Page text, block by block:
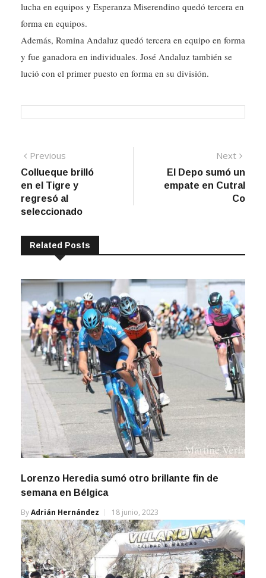
lucha en equipos y Esperanza Miserendino quedó tercera en
forma en equipos.
Además, Romina Andaluz quedó tercera en equipo en forma
y fue ganadora en individuales. José Andaluz también se
lució con el primer puesto en forma en su división.
Navegación
de
entradas
Previous
post:
Collueque brilló
en el Tigre y
regresó al
seleccionado
Next
El Depo sumó un
empate en Cutral
Co
Related Posts
Lorenzo Heredia sumó otro brillante fin de
semana en Bélgica
ByAdrián Hernández 18 junio, 2023